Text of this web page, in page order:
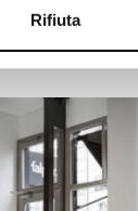
Rifiuta